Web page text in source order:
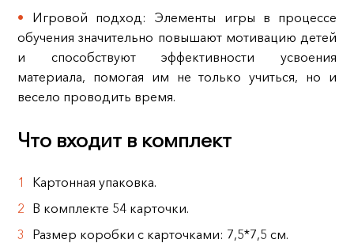
Игровой подход: Элементы игры в процессе
обучения значительно повышают мотивацию детей
и способствуют эффективности усвоения
материала, помогая им не только учиться, но и
весело проводить время.
Что входит в комплект
Картонная упаковка.
В комплекте 54 карточки.
Размер коробки с карточками: 7,5*7,5 см.